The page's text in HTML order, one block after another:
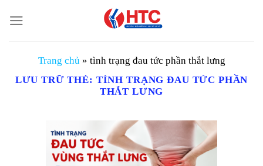
đến
nội
Trang chủ » tình trạng đau tức phần thắt lưng
LƯU TRỮ THẺ: TÌNH TRẠNG ĐAU TỨC PHẦN
THẮT LƯNG